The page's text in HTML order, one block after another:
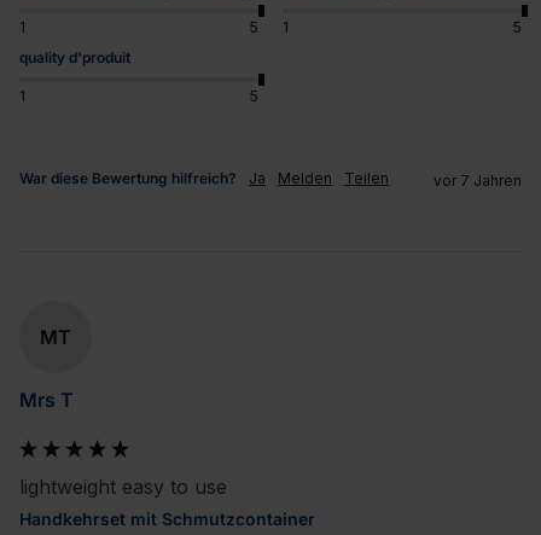
1 5 1
5
quality d'produit
1 5
War diese Bewertung hilfreich? Ja Melden Teilen vor 7 Jahren
MT
Mrs T
lightweight easy to use
Handkehrset mit Schmutzcontainer